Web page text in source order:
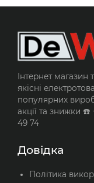
Інтернет магазин
якісні
популярних
акції та знижки
49 74
Довідка
Політика